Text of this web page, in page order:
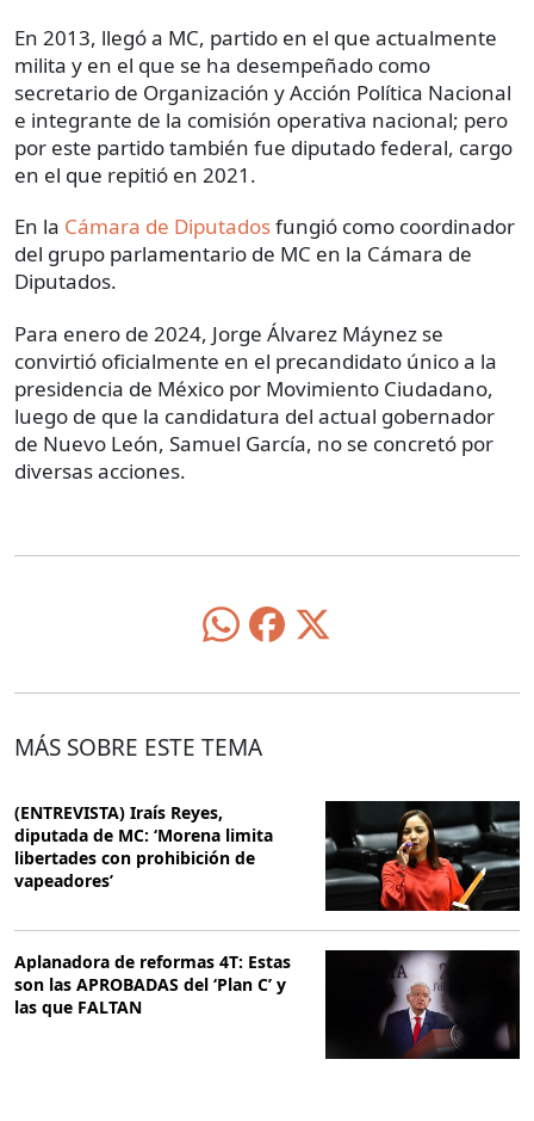
En 2013, llegó a MC, partido en el que actualmente
milita y en el que se ha desempeñado como
secretario de Organización y Acción Política Nacional
e integrante de la comisión operativa nacional; pero
por este partido también fue diputado federal, cargo
en el que repitió en 2021.
En la Cámara de Diputadosfungió como coordinador
del grupo parlamentario de MC en la Cámara de
Diputados.
Para enero de 2024, Jorge Álvarez Máynez se
convirtió oficialmente en el precandidato único a la
presidencia de México por Movimiento Ciudadano,
luego de que la candidatura del actual gobernador
de Nuevo León, Samuel García, no se concretó por
diversas acciones.
MÁS SOBRE ESTE TEMA
(ENTREVISTA) Iraís Reyes,
diputada de MC: ‘Morena limita
libertades con prohibición de
vapeadores’
Aplanadora de reformas 4T: Estas
son las APROBADAS del ‘Plan C’ y
las que FALTAN